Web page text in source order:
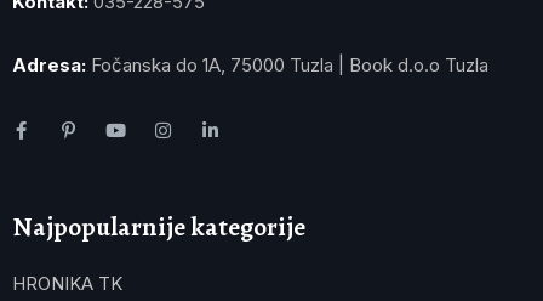
Adresa: Fočanska do 1A, 75000 Tuzla | Book d.o.o Tuzla
Najpopularnije kategorije
HRONIKA TK